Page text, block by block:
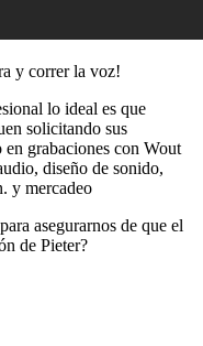
y correr la voz!
lo ideal es que
solicitando sus
en grabaciones con Wout
diseño de sonido,
y mercadeo
asegurarnos de que el
de Pieter?